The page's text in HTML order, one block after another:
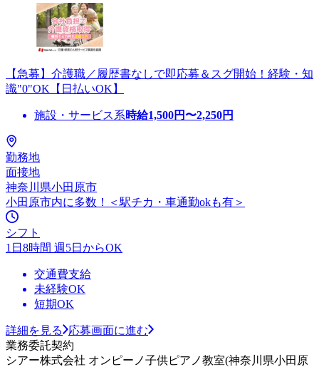
【急募】介護職／履歴書なしで即応募＆スグ開始！経験・知
識"0"OK【日払いOK】
施設・サービス系時給1,500円〜2,250円
勤務地
面接地
神奈川県小田原市
小田原市内に多数！＜駅チカ・車通勤okも有＞
シフト
1日8時間 週5日からOK
交通費支給
未経験OK
短期OK
詳細を見る
応募画面に進む
業務委託契約
シアー株式会社 オンピーノ子供ピアノ教室(神奈川県小田原